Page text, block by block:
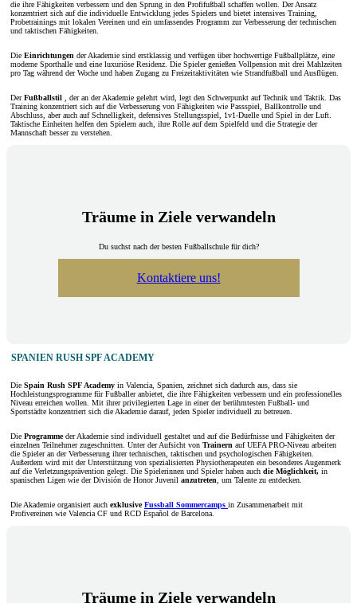
die ihre Fähigkeiten verbessern und den Sprung in den Profifußball schaffen wollen. Der Ansatz
konzentriert sich auf die individuelle Entwicklung jedes Spielers und bietet intensives Training,
Probetrainings mit lokalen Vereinen und ein umfassendes Programm zur Verbesserung der technischen
und taktischen Fähigkeiten.
Die Einrichtungen der Akademie sind erstklassig und verfügen über hochwertige Fußballplätze, eine
moderne Sporthalle und eine luxuriöse Residenz. Die Spieler genießen Vollpension mit drei Mahlzeiten
pro Tag während der Woche und haben Zugang zu Freizeitaktivitäten wie Strandfußball und Ausflügen.
DerFußballstil
, der an der Akademie gelehrt wird, legt den Schwerpunkt auf Technik und Taktik. Das
Training konzentriert sich auf die Verbesserung von Fähigkeiten wie Passspiel, Ballkontrolle und
Abschluss, aber auch auf Schnelligkeit, defensives Stellungsspiel, 1v1-Duelle und Spiel in der Luft.
Taktische Einheiten helfen den Spielern auch, ihre Rolle auf dem Spielfeld und die Strategie der
Mannschaft besser zu verstehen.
Träume in Ziele verwandeln
Du suchst nach der besten Fußballschule für dich?
Kontaktiere uns!
SPANIEN RUSH SPF ACADEMY
Die Spain Rush SPF Academy in Valencia, Spanien, zeichnet sich dadurch aus, dass sie
Hochleistungsprogramme für Fußballer anbietet, die ihre Fähigkeiten verbessern und ein professionelles
Niveau erreichen wollen. Mit ihrer privilegierten Lage in einer der berühmtesten Fußball- und
Sportstädte konzentriert sich die Akademie darauf, jeden Spieler individuell zu betreuen.
Die Programmeder Akademie sind individuell gestaltet und auf die Bedürfnisse und Fähigkeiten der
einzelnen Teilnehmer zugeschnitten. Unter der Aufsicht von Trainern auf UEFA PRO-Niveau arbeiten
die Spieler an der Verbesserung ihrer technischen, taktischen und psychologischen Fähigkeiten.
Außerdem wird mit der Unterstützung von spezialisierten Physiotherapeuten ein besonderes Augenmerk
auf die Verletzungsprävention gelegt. Die Spielerinnen und Spieler haben auch die Möglichkeit, in
spanischen Ligen wie der División de Honor Juvenil anzutreten , um Talente zu entdecken.
Die Akademie organisiert auch exklusiveFussball Sommercamps in Zusammenarbeit mit
Profivereinen wie Valencia CF und RCD Español de Barcelona.
Träume in Ziele verwandeln